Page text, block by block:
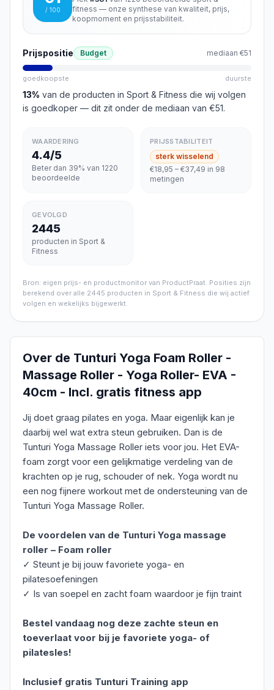
/ 100
fitness — onze synthese van kwaliteit, prijs,
koopmoment en prijsstabiliteit.
Prijspositie Budget mediaan €51
goedkoopste duurste
13% van de producten in Sport & Fitness die wij volgen
is goedkoper — dit zit onder de mediaan van €51.
WAARDERING
4.4/5
Beter dan 39% van 1220
beoordeelde
PRIJSSTABILITEIT
sterk wisselend
€18,95 – €37,49 in 98
metingen
GEVOLGD
2445
producten in Sport &
Fitness
Bron: eigen prijs- en productmonitor van ProductPraat. Posities zijn
berekend over alle 2445 producten in Sport & Fitness die wij actief
volgen en wekelijks bijgewerkt.
Over de Tunturi Yoga Foam Roller -
Massage Roller - Yoga Roller- EVA -
40cm - Incl. gratis fitness app
Jij doet graag pilates en yoga. Maar eigenlijk kan je
daarbij wel wat extra steun gebruiken. Dan is de
Tunturi Yoga Massage Roller iets voor jou. Het EVA-
foam zorgt voor een gelijkmatige verdeling van de
krachten op je rug, schouder of nek. Yoga wordt nu
een nog fijnere workout met de ondersteuning van de
Tunturi Yoga Massage Roller.
De voordelen van de Tunturi Yoga massage
roller – Foam roller
✓ Steunt je bij jouw favoriete yoga- en
pilatesoefeningen
✓ Is van soepel en zacht foam waardoor je fijn traint
Bestel vandaag nog deze zachte steun en
toeverlaat voor bij je favoriete yoga- of
pilatesles!
Inclusief gratis Tunturi Training app